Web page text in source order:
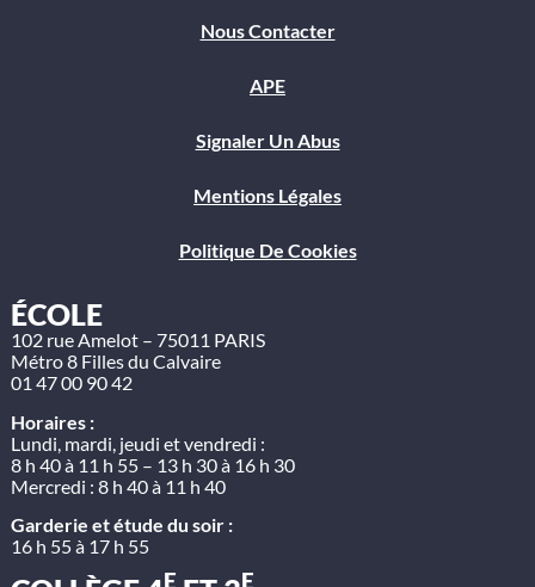
Nous Contacter
APE
Signaler Un Abus
Mentions Légales
Politique De Cookies
ÉCOLE
102 rue Amelot – 75011 PARIS
Métro 8 Filles du Calvaire
01 47 00 90 42
Horaires :
Lundi, mardi, jeudi et vendredi :
8 h 40 à 11 h 55 – 13 h 30 à 16 h 30
Mercredi : 8 h 40 à 11 h 40
Garderie et étude du soir :
16 h 55 à 17 h 55
E E